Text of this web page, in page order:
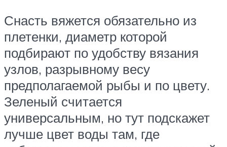
Снасть вяжется обязательно из
плетенки, диаметр которой
подбирают по удобству вязания
узлов, разрывному весу
предполагаемой рыбы и по цвету.
Зеленый считается
универсальным, но тут подскажет
лучше цвет воды там, где